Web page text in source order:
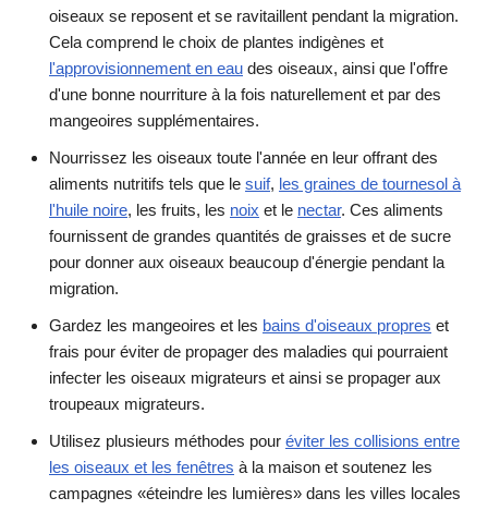
oiseaux se reposent et se ravitaillent pendant la migration.
Cela comprend le choix de plantes indigènes et
l'approvisionnement en eau des oiseaux, ainsi que l'offre
d'une bonne nourriture à la fois naturellement et par des
mangeoires supplémentaires.
Nourrissez les oiseaux toute l'année en leur offrant des
aliments nutritifs tels que le suif, les graines de tournesol à
l'huile noire, les fruits, les noix et le nectar. Ces aliments
fournissent de grandes quantités de graisses et de sucre
pour donner aux oiseaux beaucoup d'énergie pendant la
migration.
Gardez les mangeoires et les bains d'oiseaux propres et
frais pour éviter de propager des maladies qui pourraient
infecter les oiseaux migrateurs et ainsi se propager aux
troupeaux migrateurs.
Utilisez plusieurs méthodes pour éviter les collisions entre
les oiseaux et les fenêtres à la maison et soutenez les
campagnes «éteindre les lumières» dans les villes locales